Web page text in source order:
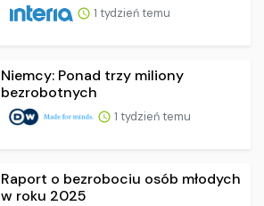
1 tydzień temu
Niemcy: Ponad trzy miliony
bezrobotnych
1 tydzień temu
Raport o bezrobociu osób młodych
w roku 2025